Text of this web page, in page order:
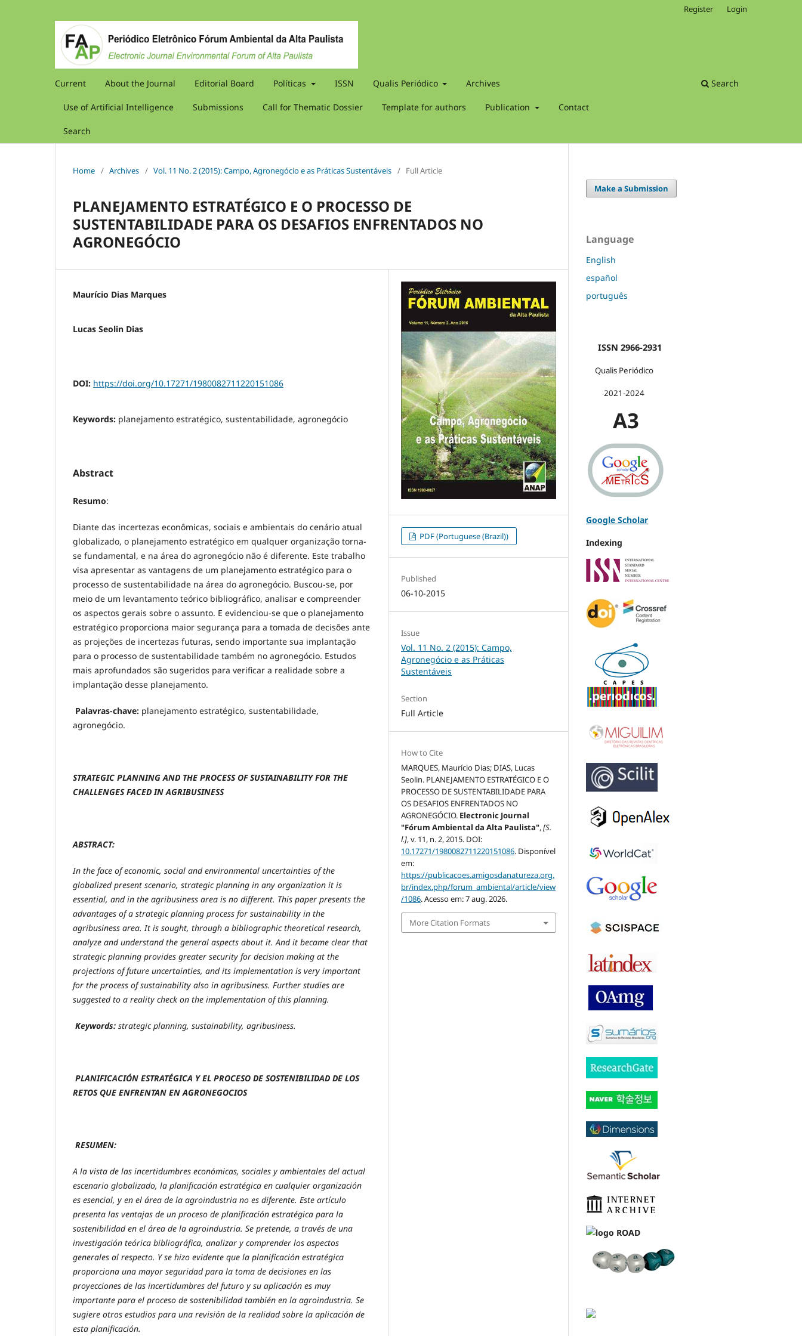
Current About the Journal Editorial Board Políticas ISSN Qualis Periódico Archives
Use of Artificial Intelligence Submissions Call for Thematic Dossier Template for authors Publication Contact
Search
Search
Register Login
Home / Archives / Vol. 11 No. 2 (2015): Campo, Agronegócio e as Práticas Sustentáveis / Full Article
PLANEJAMENTO ESTRATÉGICO E O PROCESSO DE
SUSTENTABILIDADE PARA OS DESAFIOS ENFRENTADOS NO
AGRONEGÓCIO
Maurício Dias Marques
Lucas Seolin Dias
DOI: https://doi.org/10.17271/1980082711220151086
Keywords: planejamento estratégico, sustentabilidade, agronegócio
Abstract
Resumo:
Diante das incertezas econômicas, sociais e ambientais do cenário atual
globalizado, o planejamento estratégico em qualquer organização torna-
se fundamental, e na área do agronegócio não é diferente. Este trabalho
visa apresentar as vantagens de um planejamento estratégico para o
processo de sustentabilidade na área do agronegócio. Buscou-se, por
meio de um levantamento teórico bibliográfico, analisar e compreender
os aspectos gerais sobre o assunto. E evidenciou-se que o planejamento
estratégico proporciona maior segurança para a tomada de decisões ante
as projeções de incertezas futuras, sendo importante sua implantação
para o processo de sustentabilidade também no agronegócio. Estudos
mais aprofundados são sugeridos para verificar a realidade sobre a
implantação desse planejamento.
Palavras-chave: planejamento estratégico, sustentabilidade,
agronegócio.
STRATEGIC PLANNING AND THE PROCESS OF SUSTAINABILITY FOR THE
CHALLENGES FACED IN AGRIBUSINESS
ABSTRACT:
In the face of economic, social and environmental uncertainties of the
globalized present scenario, strategic planning in any organization it is
essential, and in the agribusiness area is no different. This paper presents the
advantages of a strategic planning process for sustainability in the
agribusiness area. It is sought, through a bibliographic theoretical research,
analyze and understand the general aspects about it. And it became clear that
strategic planning provides greater security for decision making at the
projections of future uncertainties, and its implementation is very important
for the process of sustainability also in agribusiness. Further studies are
suggested to a reality check on the implementation of this planning.
Keywords: strategic planning, sustainability, agribusiness.
PLANIFICACIÓN ESTRATÉGICA Y EL PROCESO DE SOSTENIBILIDAD DE LOS
RETOS QUE ENFRENTAN EN AGRONEGOCIOS
RESUMEN:
A la vista de las incertidumbres económicas, sociales y ambientales del actual
escenario globalizado, la planificación estratégica en cualquier organización
es esencial, y en el área de la agroindustria no es diferente. Este artículo
presenta las ventajas de un proceso de planificación estratégica para la
sostenibilidad en el área de la agroindustria. Se pretende, a través de una
investigación teórica bibliográfica, analizar y comprender los aspectos
generales al respecto. Y se hizo evidente que la planificación estratégica
proporciona una mayor seguridad para la toma de decisiones en las
proyecciones de las incertidumbres del futuro y su aplicación es muy
importante para el proceso de sostenibilidad también en la agroindustria. Se
sugiere otros estudios para una revisión de la realidad sobre la aplicación de
esta planificación.
PDF (Portuguese (Brazil))
Published
06-10-2015
Issue
Vol. 11 No. 2 (2015): Campo,
Agronegócio e as Práticas
Sustentáveis
Section
Full Article
How to Cite
MARQUES, Maurício Dias; DIAS, Lucas
Seolin. PLANEJAMENTO ESTRATÉGICO E O
PROCESSO DE SUSTENTABILIDADE PARA
OS DESAFIOS ENFRENTADOS NO
AGRONEGÓCIO. Electronic Journal
"Fórum Ambiental da Alta Paulista",[S.
l.], v. 11, n. 2, 2015. DOI:
10.17271/1980082711220151086. Disponível
em:
https://publicacoes.amigosdanatureza.org.
br/index.php/forum_ambiental/article/view
/1086. Acesso em: 7 aug. 2026.
More Citation Formats
Make a Submission
Language
English
español
português
ISSN 2966-2931
Qualis Periódico
2021-2024
A3
Google Scholar
Indexing